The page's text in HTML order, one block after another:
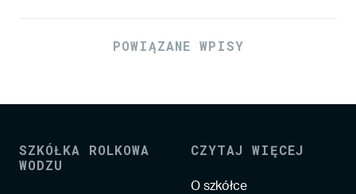
POWIĄZANE WPISY
SZKÓŁKA ROLKOWA
WODZU
CZYTAJ WIĘCEJ
O szkółce